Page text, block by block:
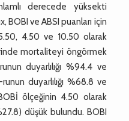
derecede yüksekti
ve ABSI puanları için
4.50 ve 10.50 olarak
mortaliteyi öngörmek
duyarlılığı %94.4 ve
duyarlılığı %68.8 ve
ölçeğinin 4.50 olarak
düşük bulundu. BOBI